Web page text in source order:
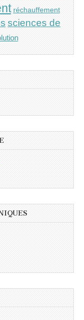
réchauffement
sciences de